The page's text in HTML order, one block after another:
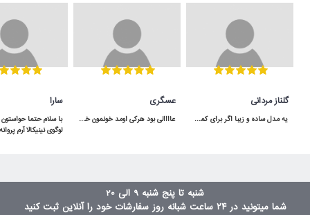
گلناز مردانی
یه مدل ساده و زیبا اگر برای کمد سه دربش جا داشته باشید خیلی هم کاربردی میشه
عسگری
عاااالی بود هرکی اومد خونمون خوشش اومده هرچند که رنگ قسمت قهوه ایش دقیقا مثل عکس نبود و تیره تر هست .
سارا
شنبه تا پنج شنبه 9 الی 20
شما میتونید در ۲۴ ساعت شبانه روز سفارشات خود را آنلاین ثبت کنید